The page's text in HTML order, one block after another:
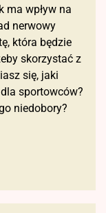
ma wpływ na
nerwowy
która będzie
skorzystać z
się, jaki
sportowców?
niedobory?